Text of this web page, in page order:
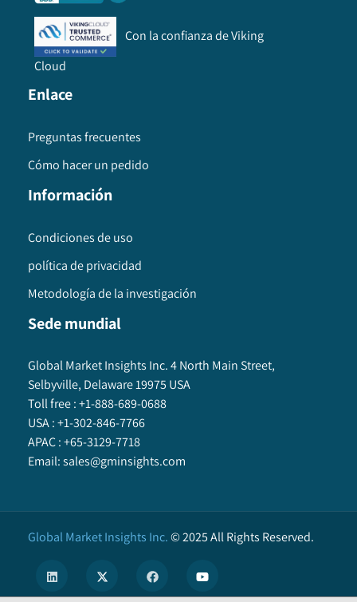
Con la confianza de Viking
Cloud
Enlace
Preguntas frecuentes
Cómo hacer un pedido
Información
Condiciones de uso
política de privacidad
Metodología de la investigación
Sede mundial
Global Market Insights Inc. 4 North Main Street,
Selbyville, Delaware 19975 USA
Toll free :+1-888-689-0688
USA :+1-302-846-7766
APAC :+65-3129-7718
Email:sales@gminsights.com
Global Market Insights Inc.©2025All Rights Reserved.